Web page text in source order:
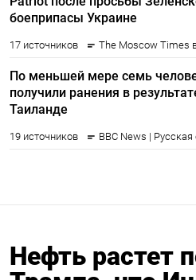
Нефть растет